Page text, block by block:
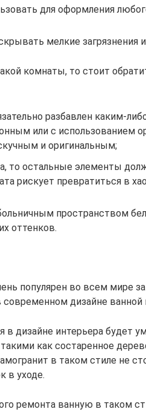
для оформления
мелкие загрязнения
комнаты, то стоит
разбавлен каким-
или с использованием
и оригинальным;
то остальные элементы
рискует превратиться в
пространством
оттенков.
популярен во всем мире
дизайне ванной
в дизайне интерьера будет
как состаренное
в таком стиле не
в уходе.
ремонта ванную в таком